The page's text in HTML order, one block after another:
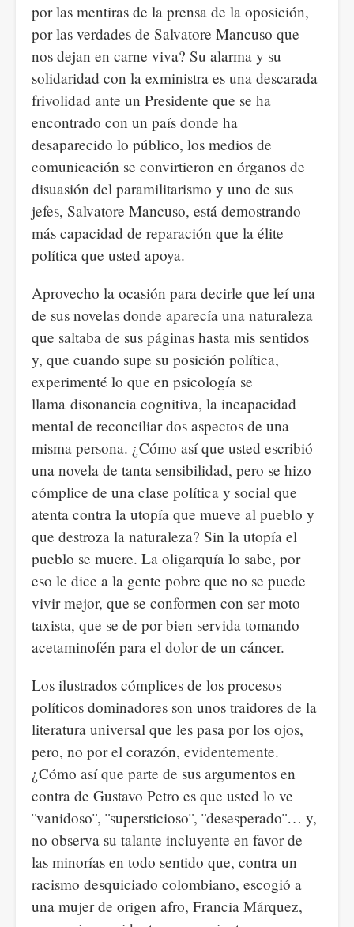
por las mentiras de la prensa de la oposición,
por las verdades de Salvatore Mancuso que
nos dejan en carne viva? Su alarma y su
solidaridad con la exministra es una descarada
frivolidad ante un Presidente que se ha
encontrado con un país donde ha
desaparecido lo público, los medios de
comunicación se convirtieron en órganos de
disuasión del paramilitarismo y uno de sus
jefes, Salvatore Mancuso, está demostrando
más capacidad de reparación que la élite
política que usted apoya.
Aprovecho la ocasión para decirle que leí una
de sus novelas donde aparecía una naturaleza
que saltaba de sus páginas hasta mis sentidos
y, que cuando supe su posición política,
experimenté lo que en psicología se
llama disonancia cognitiva, la incapacidad
mental de reconciliar dos aspectos de una
misma persona. ¿Cómo así que usted escribió
una novela de tanta sensibilidad, pero se hizo
cómplice de una clase política y social que
atenta contra la utopía que mueve al pueblo y
que destroza la naturaleza? Sin la utopía el
pueblo se muere. La oligarquía lo sabe, por
eso le dice a la gente pobre que no se puede
vivir mejor, que se conformen con ser moto
taxista, que se de por bien servida tomando
acetaminofén para el dolor de un cáncer.
Los ilustrados cómplices de los procesos
políticos dominadores son unos traidores de la
literatura universal que les pasa por los ojos,
pero, no por el corazón, evidentemente.
¿Cómo así que parte de sus argumentos en
contra de Gustavo Petro es que usted lo ve
¨vanidoso¨, ¨supersticioso¨, ¨desesperado¨… y,
no observa su talante incluyente en favor de
las minorías en todo sentido que, contra un
racismo desquiciado colombiano, escogió a
una mujer de origen afro, Francia Márquez,